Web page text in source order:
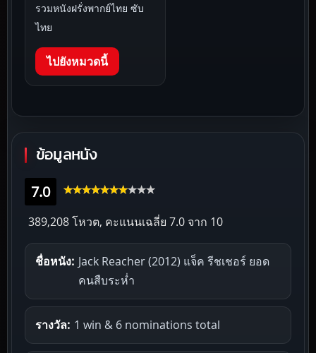
รวมหนังฝรั่งพากย์ไทย ซับ
ไทย
ไปยังหมวดนี้
ข้อมูลหนัง
7.0
389,208 โหวต, คะแนนเฉลี่ย 7.0 จาก 10
ชื่อหนัง: Jack Reacher (2012) แจ็ค รีชเชอร์ ยอด
คนสืบระห่ำ
รางวัล: 1 win & 6 nominations total